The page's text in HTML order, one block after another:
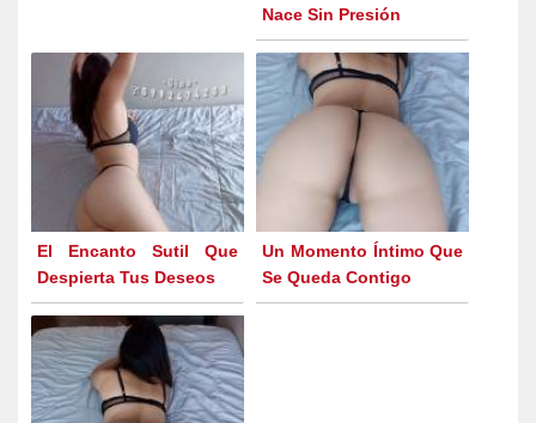
Nace Sin Presión
El Encanto Sutil Que
Despierta Tus Deseos
Un Momento Íntimo Que
Se Queda Contigo